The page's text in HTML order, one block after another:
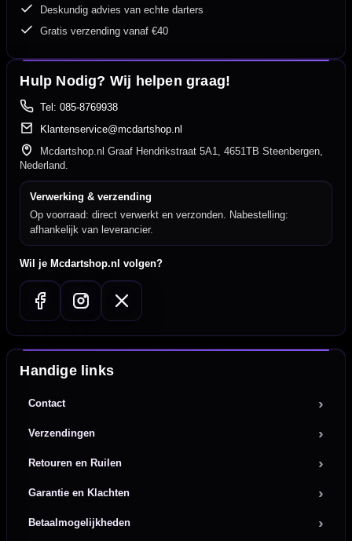
Deskundig advies van echte darters
Gratis verzending vanaf €40
Hulp Nodig? Wij helpen graag!
Tel: 085-8769938
Klantenservice@mcdartshop.nl
Mcdartshop.nl Graaf Hendrikstraat 5A1, 4651TB Steenbergen,
Nederland.
Verwerking & verzending
Op voorraad: direct verwerkt en verzonden. Nabestelling:
afhankelijk van leverancier.
Wil je Mcdartshop.nl volgen?
Handige links
Contact
Verzendingen
Retouren en Ruilen
Garantie en Klachten
Betaalmogelijkheden